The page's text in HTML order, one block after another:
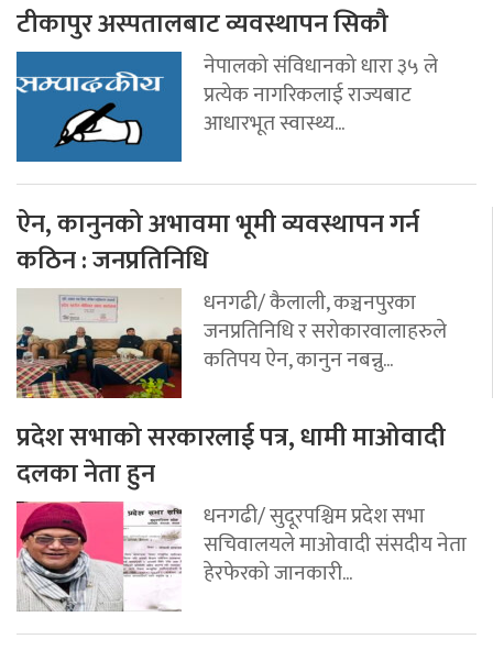
टीकापुर अस्पतालबाट व्यवस्थापन सिकौ
नेपालको संविधानको धारा ३५ ले
प्रत्येक नागरिकलाई राज्यबाट
आधारभूत स्वास्थ्य...
ऐन, कानुनको अभावमा भूमी व्यवस्थापन गर्न
कठिन : जनप्रतिनिधि
धनगढी/ कैलाली, कञ्चनपुरका
जनप्रतिनिधि र सरोकारवालाहरुले
कतिपय ऐन, कानुन नबन्नु...
प्रदेश सभाको सरकारलाई पत्र, धामी माओवादी
दलका नेता हुन
धनगढी/ सुदूरपश्चिम प्रदेश सभा
सचिवालयले माओवादी संसदीय नेता
हेरफेरको जानकारी...